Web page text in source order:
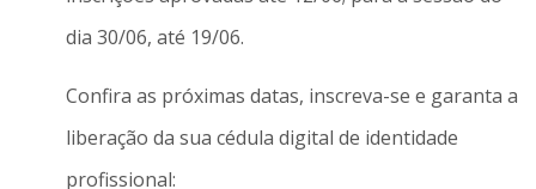
dia 30/06, até 19/06.
Confira as próximas datas, inscreva-se e garanta a
liberação da sua cédula digital de identidade
profissional: